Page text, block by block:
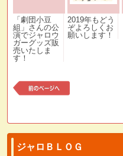
「劇団小豆
組」さんの公
演でジャロウ
ガーグッズ販
売いたしま
す！
2019年もどう
ぞよろしくお
願いします！
の
記
ジャロＢＬＯＧ